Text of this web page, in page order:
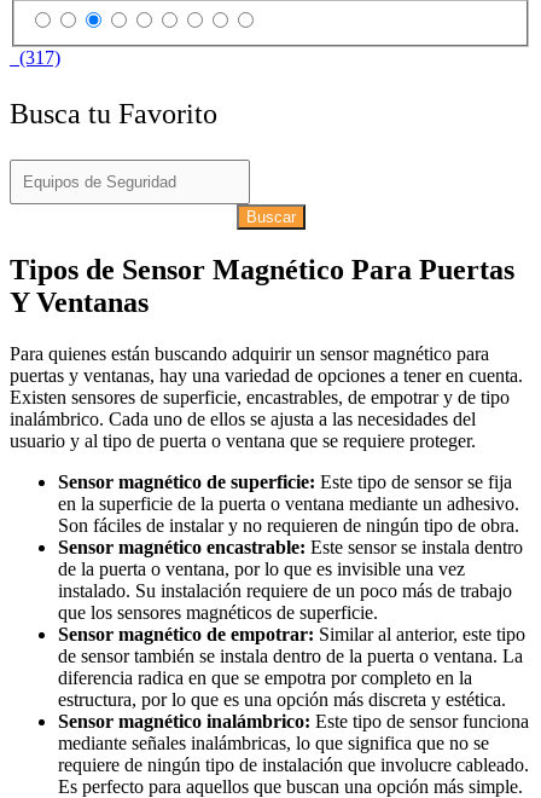
(317)
Busca tu Favorito
Buscar
Tipos de Sensor Magnético Para Puertas
Y Ventanas
Para quienes están buscando adquirir un sensor magnético para
puertas y ventanas, hay una variedad de opciones a tener en cuenta.
Existen sensores de superficie, encastrables, de empotrar y de tipo
inalámbrico. Cada uno de ellos se ajusta a las necesidades del
usuario y al tipo de puerta o ventana que se requiere proteger.
Sensor magnético de superficie: Este tipo de sensor se fija
en la superficie de la puerta o ventana mediante un adhesivo.
Son fáciles de instalar y no requieren de ningún tipo de obra.
Sensor magnético encastrable: Este sensor se instala dentro
de la puerta o ventana, por lo que es invisible una vez
instalado. Su instalación requiere de un poco más de trabajo
que los sensores magnéticos de superficie.
Sensor magnético de empotrar: Similar al anterior, este tipo
de sensor también se instala dentro de la puerta o ventana. La
diferencia radica en que se empotra por completo en la
estructura, por lo que es una opción más discreta y estética.
Sensor magnético inalámbrico: Este tipo de sensor funciona
mediante señales inalámbricas, lo que significa que no se
requiere de ningún tipo de instalación que involucre cableado.
Es perfecto para aquellos que buscan una opción más simple.